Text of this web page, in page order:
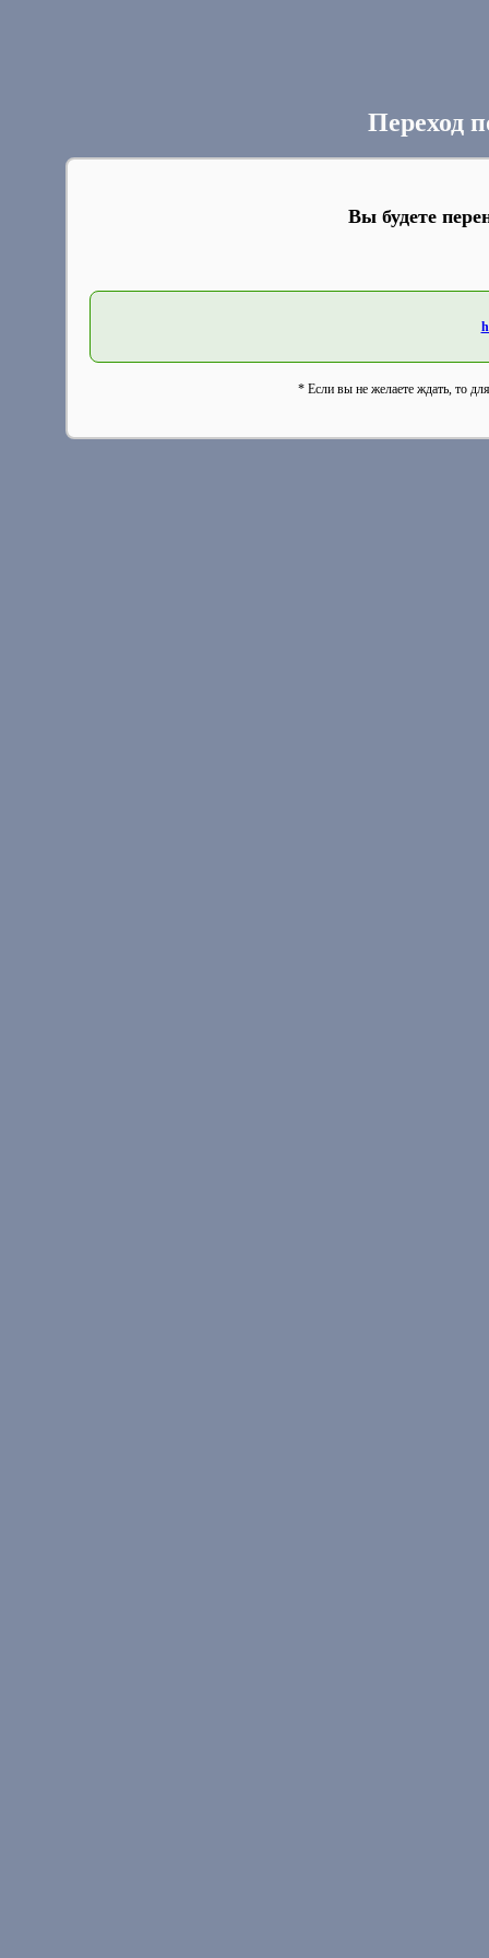
Переход
Вы будете
* Если вы не желаете ждать, то